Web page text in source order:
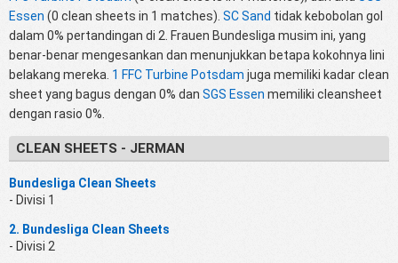
Essen (0 clean sheets in 1 matches). SC Sand tidak kebobolan gol
dalam 0% pertandingan di 2. Frauen Bundesliga musim ini, yang
benar-benar mengesankan dan menunjukkan betapa kokohnya lini
belakang mereka. 1 FFC Turbine Potsdam juga memiliki kadar clean
sheet yang bagus dengan 0% dan SGS Essen memiliki cleansheet
dengan rasio 0%.
CLEAN SHEETS - JERMAN
Bundesliga Clean Sheets
- Divisi 1
2. Bundesliga Clean Sheets
- Divisi 2